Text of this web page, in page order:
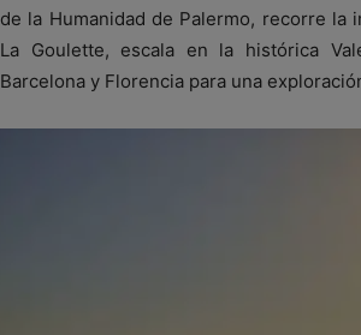
de la Humanidad de Palermo, recorre la
La Goulette, escala en la histórica
Barcelona y Florencia para una